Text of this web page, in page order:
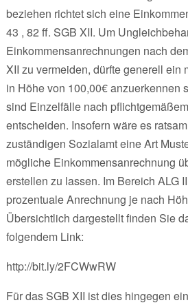
beziehen richtet sich eine
43 , 82 ff. SGB XII. Um
Einkommensanrechnungen nach
XII zu vermeiden, dürfte generell ein
in Höhe von 100,00€ anzuerkennen
sind Einzelfälle nach
entscheiden. Insofern wäre es
zuständigen Sozialamt eine Art
mögliche Einkommensanrechnung
erstellen zu lassen. Im Bereich ALG
prozentuale Anrechnung je nach
Übersichtlich dargestellt finden Sie
folgendem Link:
http://bit.ly/2FCWwRW
Für das SGB XII ist dies hingegen